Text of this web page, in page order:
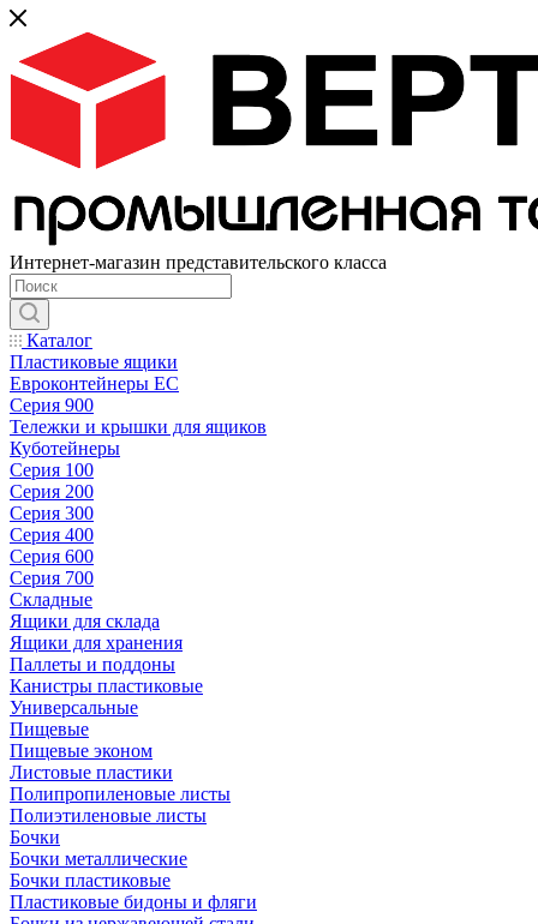
Интернет-магазин представительского класса
Каталог
Пластиковые ящики
Евроконтейнеры ЕС
Серия 900
Тележки и крышки для ящиков
Куботейнеры
Серия 100
Серия 200
Серия 300
Серия 400
Серия 600
Серия 700
Складные
Ящики для склада
Ящики для хранения
Паллеты и поддоны
Канистры пластиковые
Универсальные
Пищевые
Пищевые эконом
Листовые пластики
Полипропиленовые листы
Полиэтиленовые листы
Бочки
Бочки металлические
Бочки пластиковые
Пластиковые бидоны и фляги